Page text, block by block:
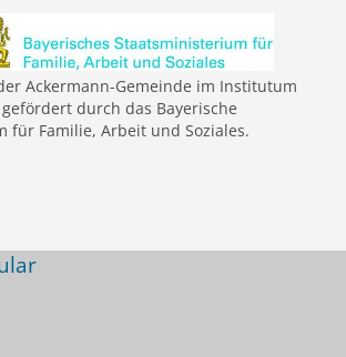
Ackermann-Gemeinde im Institutum
durch das Bayerische
für Familie, Arbeit und Soziales.